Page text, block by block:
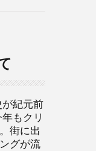
が紀元前
もクリ
街に出
グが流